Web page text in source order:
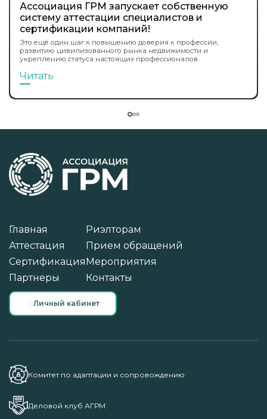
Ассоциация ГРМ запускает собственную
систему аттестации специалистов и
сертификации компаний!
Это ещё один шаг к повышению доверия к профессии,
развитию цивилизованного рынка недвижимости и
укреплению статуса настоящих профессионалов.
Читать
Главная
Аттестация
Сертификация
Партнеры
Риэлторам
Прием обращений
Мероприятия
Контакты
Личный кабинет
Комитет по адаптации и сопровождению
Деловой клуб АГРМ